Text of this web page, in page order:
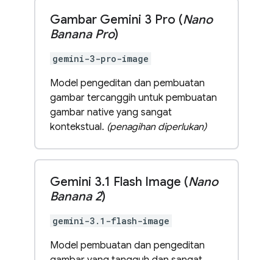
Gambar Gemini 3 Pro (Nano
Banana Pro)
gemini-3-pro-image
Model pengeditan dan pembuatan
gambar tercanggih untuk pembuatan
gambar native yang sangat
kontekstual. (penagihan diperlukan)
Gemini 3.1 Flash Image (Nano
Banana 2)
gemini-3.1-flash-image
Model pembuatan dan pengeditan